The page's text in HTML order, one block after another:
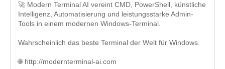
🚀 Modern Terminal AI vereint CMD, PowerShell, künstliche
Intelligenz, Automatisierung und leistungsstarke Admin-
Tools in einem modernen Windows-Terminal.
Wahrscheinlich das beste Terminal der Welt für Windows.
🌐 http://modernterminal-ai.com